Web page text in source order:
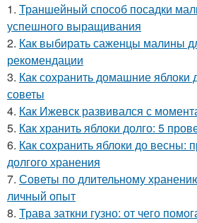
1. Траншейный способ посадки
успешного выращивания
2. Как выбирать саженцы малины
рекомендации
3. Как сохранить домашние
советы
4. Как Ижевск развивался с
5. Как хранить яблоки долго: 5
6. Как сохранить яблоки до весны:
долгого хранения
7. Советы по длительному
личный опыт
8. Трава заткни гузно: от чего